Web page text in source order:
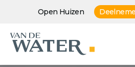
Open Huizen